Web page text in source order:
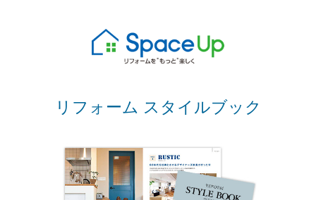
リフォーム スタイルブック